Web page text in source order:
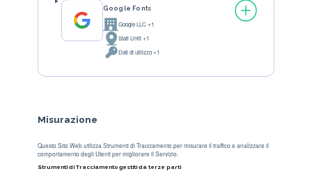
Google Fonts
Azienda:Google LLC +1
Luogo del trattamento:
Stati Uniti +1
Dati Personali trattati:
Dati di utilizzo +1
Misurazione
Questo Sito Web utilizza Strumenti di Tracciamento per misurare il traffico e analizzare il
comportamento degli Utenti per migliorare il Servizio.
Strumenti di Tracciamento gestiti da terze parti